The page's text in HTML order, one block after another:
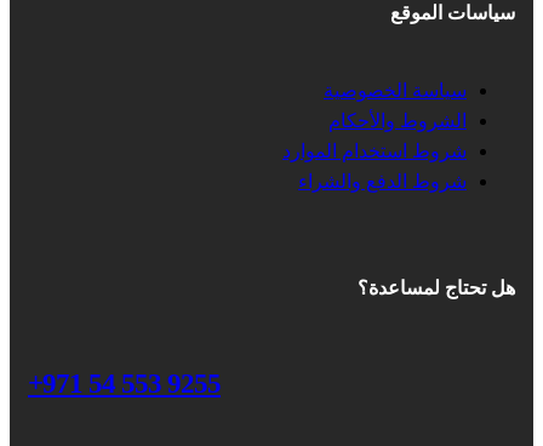
سياسات الموقع
سياسة الخصوصية
الشروط والأحكام
شروط استخدام الموارد
شروط الدفع والشراء
هل تحتاج لمساعدة؟
+971 54 553 9255